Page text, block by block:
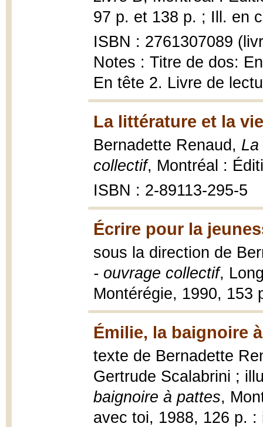
97 p. et 138 p. ; Ill. en
ISBN : 2761307089
Notes : Titre de dos:
En tête 2. Livre de
La littérature et la
Bernadette Renaud,
collectif, Montréal :
ISBN : 2-89113-295-5
Écrire pour la
sous la direction de
- ouvrage collectif,
Montérégie, 1990, 153
Émilie, la baignoire
texte de Bernadette
Gertrude Scalabrini ;
baignoire à pattes,
avec toi, 1988, 126 p. :